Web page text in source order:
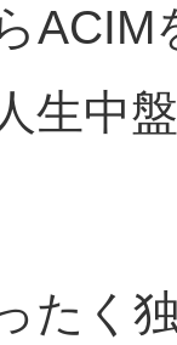
ACIM
生中
たく